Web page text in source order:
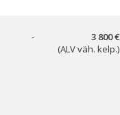
-
3 800 €
(ALV väh. kelp.)